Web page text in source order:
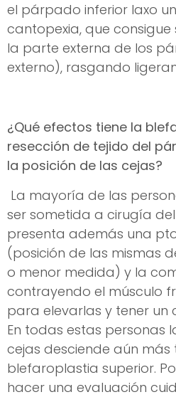
el párpado inferior laxo
cantopexia, que
la parte externa de los
externo), rasgando
¿Qué efectos tiene la
resección de tejido del
la posición de las cejas?
La mayoría de las
ser sometida a cirugía
presenta además una
(posición de las mismas
o menor medida) y la
contrayendo el músculo
para elevarlas y tener un
En todas estas personas
cejas desciende aún más
blefaroplastia superior.
hacer una evaluación